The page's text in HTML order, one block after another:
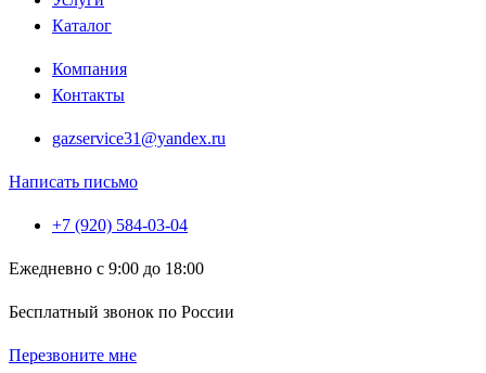
Каталог
Компания
Контакты
gazservice31@yandex.ru
Написать письмо
+7 (920) 584-03-04
Ежедневно с 9:00 до 18:00
Бесплатный звонок по России
Перезвоните мне